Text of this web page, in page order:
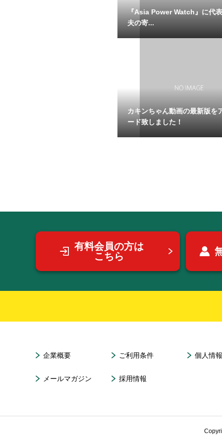
『Asia Power Watch』に代
夫の寄...
カキンちゃん動画の最新版を
ード致しました！
有料会員の方は
こちら
企業概要 ご利用条件 個人情
メールマガジン 採用情報